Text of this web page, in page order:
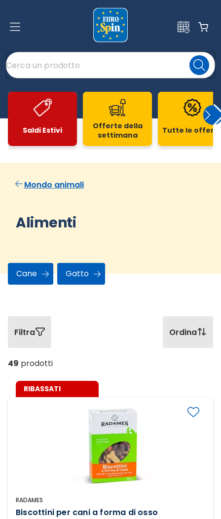
Saldi Estivi
Offerte della
settimana
Tutte le
Mondo animali
Alimenti
Cane Gatto
Filtra Ordina
49 prodotti
RADAMES
Biscottini per cani a forma di osso
RIBASSATI